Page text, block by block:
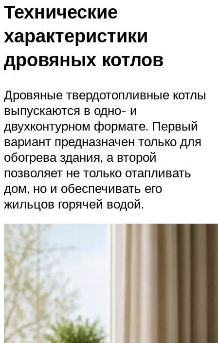
Технические
характеристики
дровяных котлов
Дровяные твердотопливные котлы
выпускаются в одно- и
двухконтурном формате. Первый
вариант предназначен только для
обогрева здания, а второй
позволяет не только отапливать
дом, но и обеспечивать его
жильцов горячей водой.